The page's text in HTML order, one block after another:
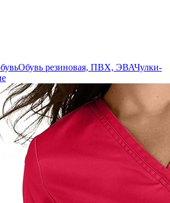
Обувь резиновая, ПВХ, ЭВАЧулки-